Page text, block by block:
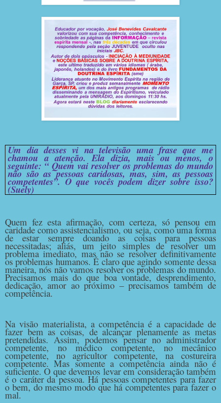
Um dia desses vi na televisão uma frase que me
chamou a atenção. Ela dizia, mais ou menos, o
seguinte: “ Quem vai resolver os problemas do mundo
não são as pessoas caridosas, mas, sim, as pessoas
competentes”. O que vocês podem dizer sobre isso?
(Suely)
Quem fez esta afirmação, com certeza, só pensou em
caridade como assistencialismo, ou seja, como uma forma
de estar sempre doando as coisas para pessoas
necessitadas; aliás, um jeito simples de resolver um
problema imediato, mas não se resolver definitivamente
os problemas humanos. É claro que agindo somente dessa
maneira, nós não vamos resolver os problemas do mundo.
Precisamos mais do que boa vontade, desprendimento,
dedicação, amor ao próximo – precisamos também de
competência.
Na visão materialista, a competência é a capacidade de
fazer bem as coisas, de alcançar plenamente as metas
pretendidas. Assim, podemos pensar no administrador
competente, no médico competente, no mecânico
competente, no agricultor competente, na costureira
competente. Mas somente a competência ainda não é
suficiente. O que devemos levar em consideração também
é o caráter da pessoa. Há pessoas competentes para fazer
o bem, do mesmo modo que há competentes para fazer o
mal.